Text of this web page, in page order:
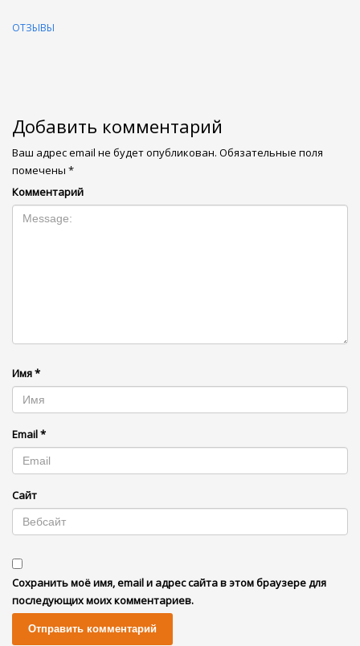
ОТЗЫВЫ
Добавить комментарий
Ваш адрес email не будет опубликован. Обязательные поля
помечены *
Комментарий
Имя*
Email*
Сайт
Сохранить моё имя, email и адрес сайта в этом браузере для
последующих моих комментариев.